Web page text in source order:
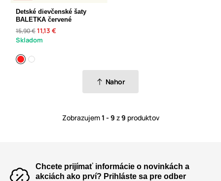
Detské dievčenské šaty
BALETKA červené
15,90 €11,13 €
Skladom
Nahor
Zobrazujem1 - 9 z9 produktov
Chcete prijímať informácie o novinkách a
akciách ako prví? Prihláste sa pre odber